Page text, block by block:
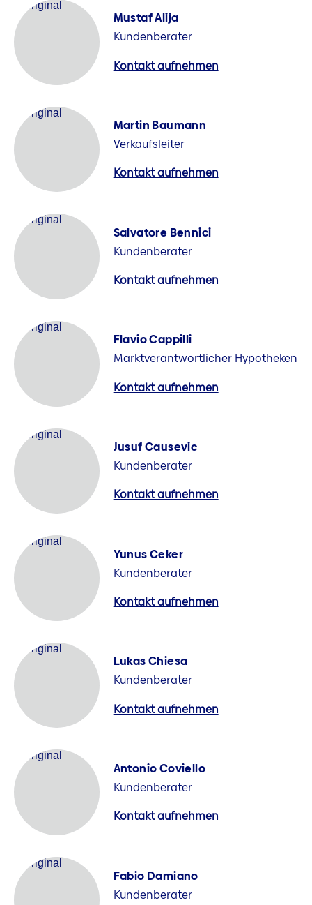
Mustaf Alija
Kundenberater
Kontakt aufnehmen
Martin Baumann
Verkaufsleiter
Kontakt aufnehmen
Salvatore Bennici
Kundenberater
Kontakt aufnehmen
Flavio Cappilli
Marktverantwortlicher Hypotheken
Kontakt aufnehmen
Jusuf Causevic
Kundenberater
Kontakt aufnehmen
Yunus Ceker
Kundenberater
Kontakt aufnehmen
Lukas Chiesa
Kundenberater
Kontakt aufnehmen
Antonio Coviello
Kundenberater
Kontakt aufnehmen
Fabio Damiano
Kundenberater